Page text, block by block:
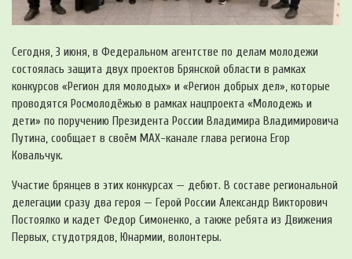
Сегодня, 3 июня, в Федеральном агентстве по делам молодежи
состоялась защита двух проектов Брянской области в рамках
конкурсов «Регион для молодых» и «Регион добрых дел», которые
проводятся Росмолодёжью в рамках нацпроекта «Молодежь и
дети» по поручению Президента России Владимира Владимировича
Путина, сообщает в своём MAX-канале глава региона Егор
Ковальчук.
Участие брянцев в этих конкурсах — дебют. В составе региональной
делегации сразу два героя — Герой России Александр Викторович
Постоялко и кадет Федор Симоненко, а также ребята из Движения
Первых, студотрядов, Юнармии, волонтеры.